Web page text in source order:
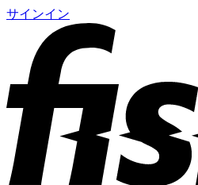
サインイン